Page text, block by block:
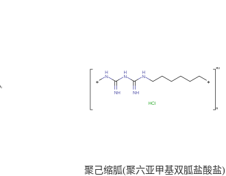
聚己缩胍(聚六亚甲基双胍盐酸盐)